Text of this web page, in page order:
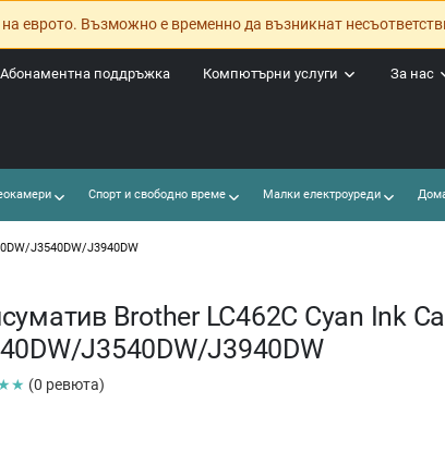
еврото. Възможно е временно да възникнат
За нас
Компютърни услуги
Абонаментна поддръжка
Спорт и свободно време Малки електроуреди
J3540DW/J3940DW
Brother LC462C Cyan Ink
J3540DW/J3940DW
(0 ревюта)